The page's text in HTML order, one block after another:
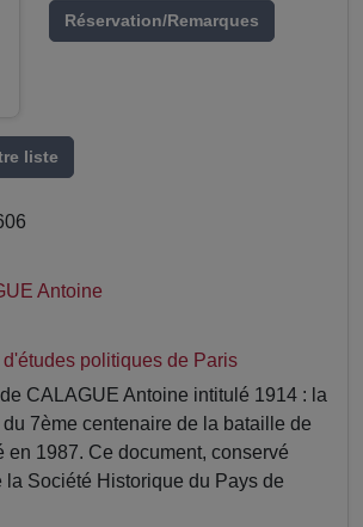
Réservation/Remarques
liste
Antoine
d'études politiques de Paris
CALAGUE Antoine intitulé 1914 : la
7ème centenaire de la bataille de
en 1987. Ce document, conservé
la Société Historique du Pays de